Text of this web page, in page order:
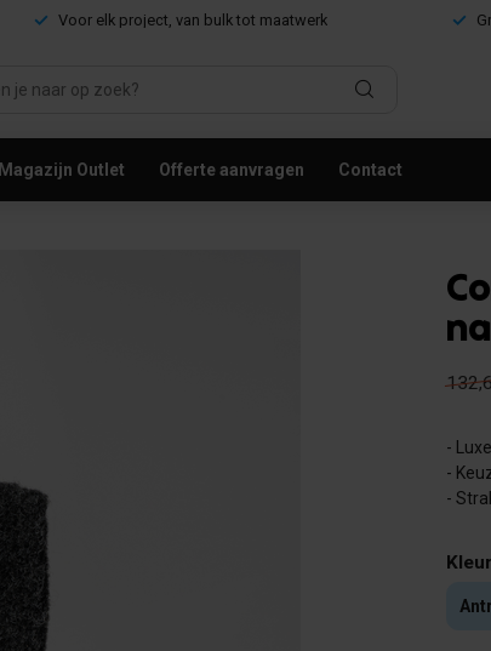
Voor elk project, van bulk tot maatwerk
Magazijn Outlet Offerte aanvragen Contact
-
-
-